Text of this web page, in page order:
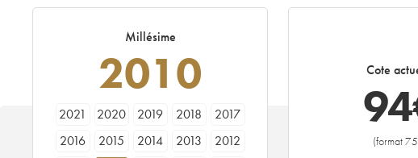
Millésime
2010
2021 2020 2019 2018
2017
2016
2015 2014 2013
2012
Cote
94
(format